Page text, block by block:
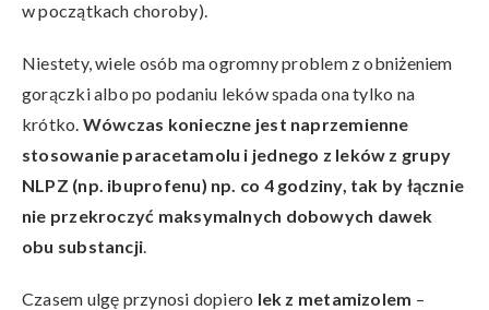
w początkach choroby).
Niestety, wiele osób ma ogromny problem z obniżeniem
gorączki albo po podaniu leków spada ona tylko na
krótko. Wówczas konieczne jest naprzemienne
stosowanie paracetamolu i jednego z leków z grupy
NLPZ (np. ibuprofenu) np. co 4 godziny, tak by łącznie
nie przekroczyć maksymalnych dobowych dawek
obu substancji.
Czasem ulgę przynosi dopiero lek z metamizolem –